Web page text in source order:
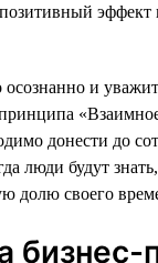
эффект
и
донести до
люди будут
долю своего